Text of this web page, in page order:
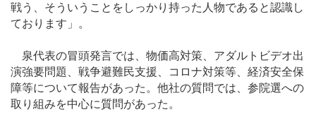
戦う、そういうことをしっかり持った人物であると認識し
ております」。
泉代表の冒頭発言では、物価高対策、アダルトビデオ出
演強要問題、戦争避難民支援、コロナ対策等、経済安全保
障等について報告があった。他社の質問では、参院選への
取り組みを中心に質問があった。